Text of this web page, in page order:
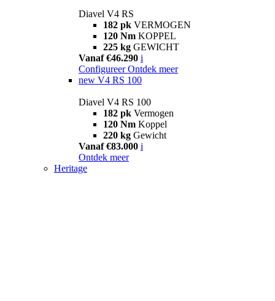
Diavel V4 RS
182 pk VERMOGEN
120 Nm KOPPEL
225 kg GEWICHT
Vanaf €46.290 i
Configureer Ontdek meer
new V4 RS 100
Diavel V4 RS 100
182 pk Vermogen
120 Nm Koppel
220 kg Gewicht
Vanaf €83.000 i
Ontdek meer
Heritage